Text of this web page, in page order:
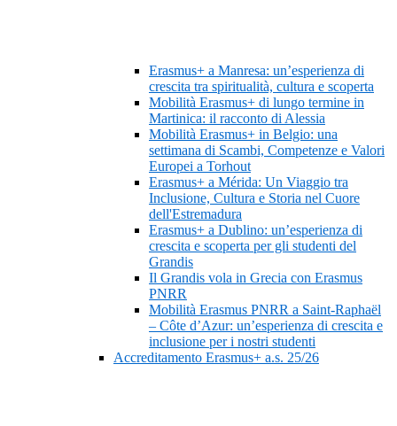
Erasmus+ a Manresa: un’esperienza di
crescita tra spiritualità, cultura e scoperta
Mobilità Erasmus+ di lungo termine in
Martinica: il racconto di Alessia
Mobilità Erasmus+ in Belgio: una
settimana di Scambi, Competenze e Valori
Europei a Torhout
Erasmus+ a Mérida: Un Viaggio tra
Inclusione, Cultura e Storia nel Cuore
dell'Estremadura
Erasmus+ a Dublino: un’esperienza di
crescita e scoperta per gli studenti del
Grandis
Il Grandis vola in Grecia con Erasmus
PNRR
Mobilità Erasmus PNRR a Saint-Raphaël
– Côte d’Azur: un’esperienza di crescita e
inclusione per i nostri studenti
Accreditamento Erasmus+ a.s. 25/26